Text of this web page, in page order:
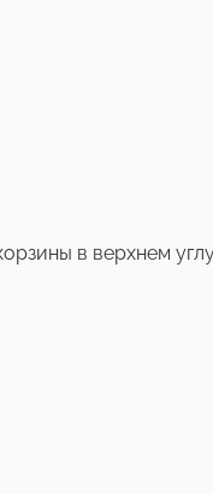
в верхнем